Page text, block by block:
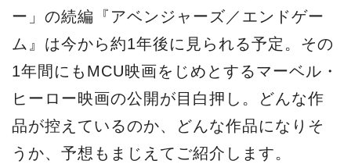
ー」の続編『アベンジャーズ／エンドゲー
ム』は今から約1年後に見られる予定。その
1年間にもMCU映画をじめとするマーベル・
ヒーロー映画の公開が目白押し。どんな作
品が控えているのか、どんな作品になりそ
うか、予想もまじえてご紹介します。